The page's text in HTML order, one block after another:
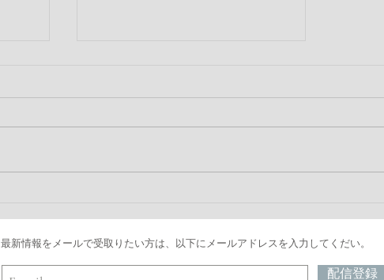
お知らせ
配信登録
最新情報をメールで受取りたい方は、以下にメールアドレスを入力してくだい。